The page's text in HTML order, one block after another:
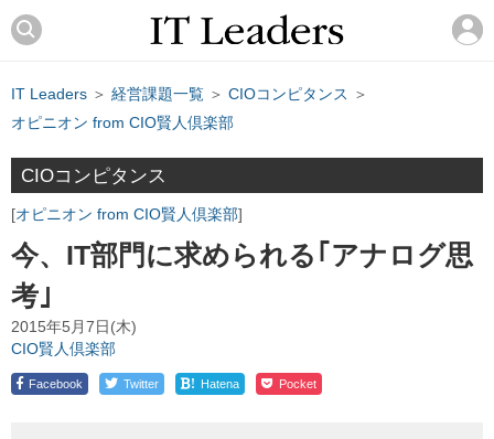
IT Leaders ＞ 経営課題一覧 ＞ CIOコンピタンス ＞
オピニオン from CIO賢人倶楽部
CIOコンピタンス
オピニオン from CIO賢人倶楽部
今、IT部門に求められる｢アナログ思
考｣
2015年5月7日(木)
CIO賢人倶楽部
Facebook Twitter ! Hatena Pocket